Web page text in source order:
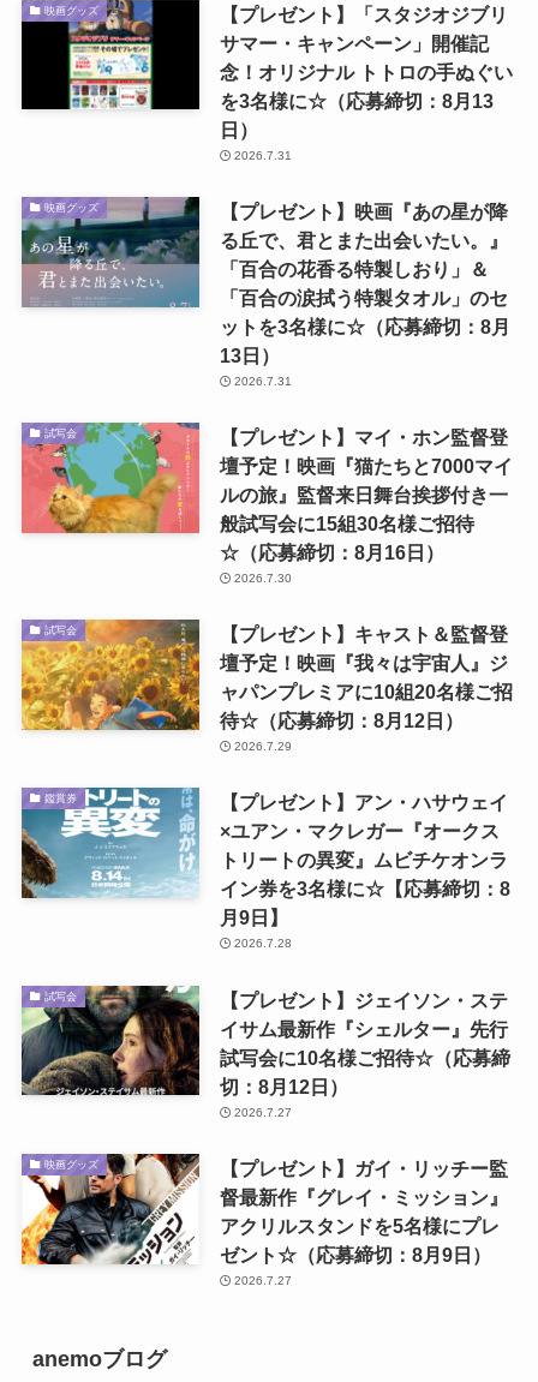
映画グッズ
【プレゼント】「スタジオジブリ
サマー・キャンペーン」開催記
念！オリジナル トトロの手ぬぐい
を3名様に☆（応募締切：8月13
日）
2026.7.31
映画グッズ
【プレゼント】映画『あの星が降
る丘で、君とまた出会いたい。』
「百合の花香る特製しおり」＆
「百合の涙拭う特製タオル」のセ
ットを3名様に☆（応募締切：8月
13日）
2026.7.31
試写会
【プレゼント】マイ・ホン監督登
壇予定！映画『猫たちと7000マイ
ルの旅』監督来日舞台挨拶付き一
般試写会に15組30名様ご招待
☆（応募締切：8月16日）
2026.7.30
試写会
【プレゼント】キャスト＆監督登
壇予定！映画『我々は宇宙人』ジ
ャパンプレミアに10組20名様ご招
待☆（応募締切：8月12日）
2026.7.29
鑑賞券
【プレゼント】アン・ハサウェイ
×ユアン・マクレガー『オークス
トリートの異変』ムビチケオンラ
イン券を3名様に☆【応募締切：8
月9日】
2026.7.28
試写会
【プレゼント】ジェイソン・ステ
イサム最新作『シェルター』先行
試写会に10名様ご招待☆（応募締
切：8月12日）
2026.7.27
映画グッズ
【プレゼント】ガイ・リッチー監
督最新作『グレイ・ミッション』
アクリルスタンドを5名様にプレ
ゼント☆（応募締切：8月9日）
2026.7.27
anemoブログ